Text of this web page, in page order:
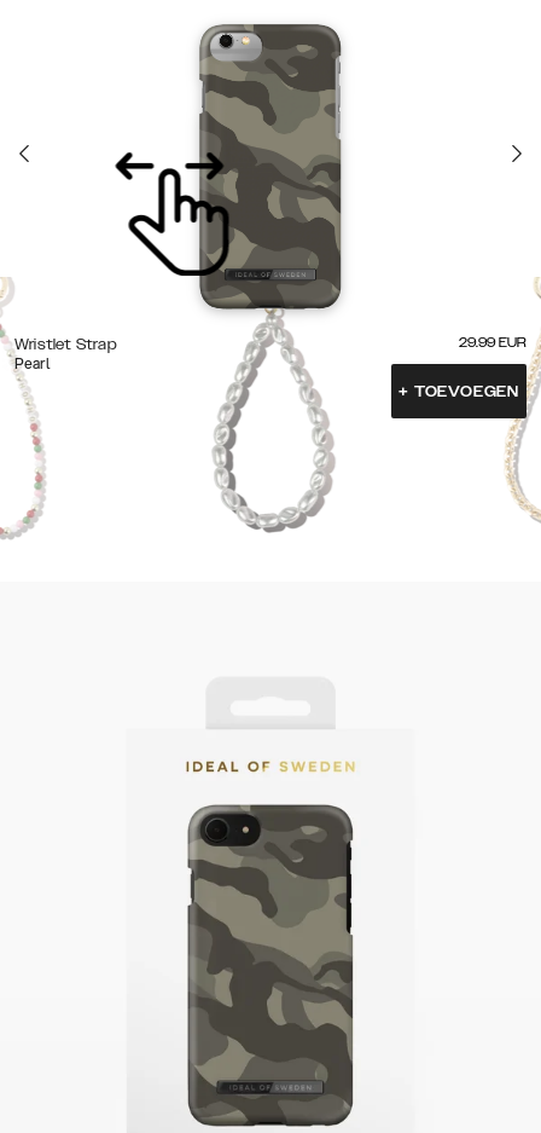
Wristlet Strap
Pearl
29.99 EUR
+ TOEVOEGEN